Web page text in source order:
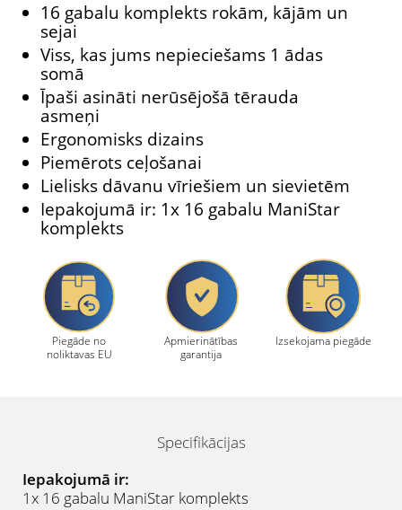
16 gabalu komplekts rokām, kājām un
sejai
Viss, kas jums nepieciešams 1 ādas
somā
Īpaši asināti nerūsējošā tērauda
asmeņi
Ergonomisks dizains
Piemērots ceļošanai
Lielisks dāvanu vīriešiem un sievietēm
Iepakojumā ir: 1x 16 gabalu ManiStar
komplekts
Piegāde no
noliktavas EU
Apmierinātības
garantija
Izsekojama piegāde
Specifikācijas
Iepakojumā ir:
1x 16 gabalu ManiStar komplekts